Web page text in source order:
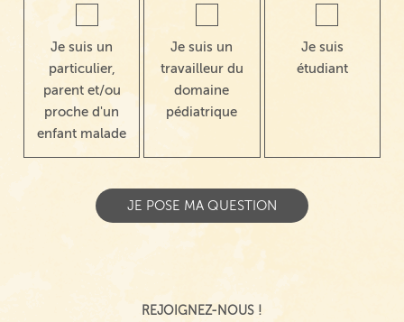
Je suis un
particulier,
parent et/ou
proche d'un
enfant malade
Je suis un
travailleur du
domaine
pédiatrique
Je suis
étudiant
REJOIGNEZ-NOUS !